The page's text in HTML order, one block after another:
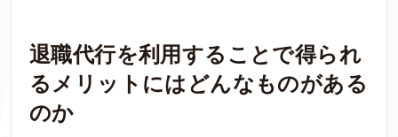
退職代行を利用することで得られ
るメリットにはどんなものがある
のか